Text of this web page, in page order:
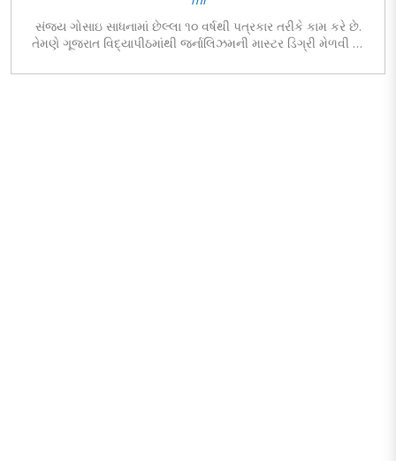
સંજય ગોસાઇ સાધનામાં છેલ્લા ૧૦ વર્ષથી પત્રકાર તરીકે કામ કરે છે.
તેમણે ગૂજરાત વિદ્યાપીઠમાંથી જર્નાલિઝમની માસ્ટર ડિગ્રી મેળવી છે.